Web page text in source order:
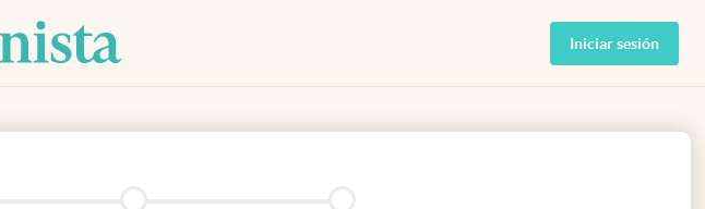
Iniciar sesión